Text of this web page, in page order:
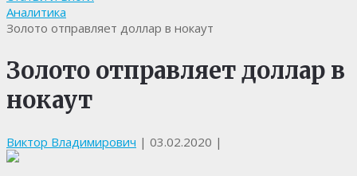
Аналитика
Золото отправляет доллар в нокаут
Золото отправляет доллар в
нокаут
Виктор Владимирович | 03.02.2020 |